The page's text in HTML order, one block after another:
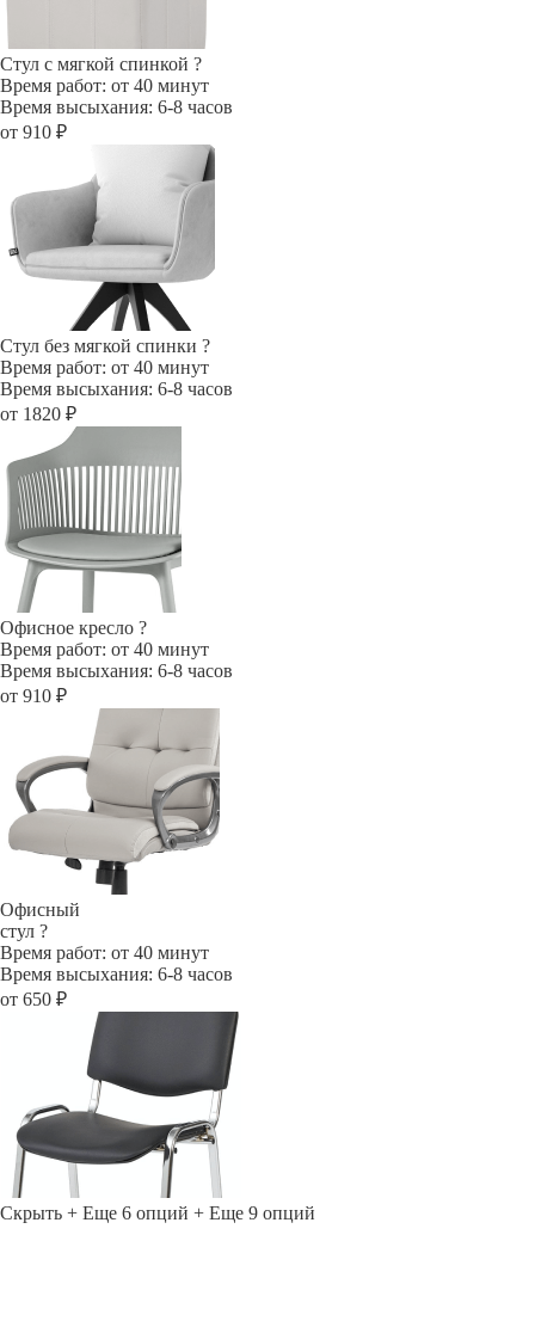
Стул с мягкой спинкой ?
Время работ: от 40 минут
Время высыхания: 6-8 часов
от 910 ₽
Стул без мягкой спинки ?
Время работ: от 40 минут
Время высыхания: 6-8 часов
от 1820 ₽
Офисное кресло ?
Время работ: от 40 минут
Время высыхания: 6-8 часов
от 910 ₽
Офисный
стул ?
Время работ: от 40 минут
Время высыхания: 6-8 часов
от 650 ₽
Скрыть + Еще 6 опций + Еще 9 опций